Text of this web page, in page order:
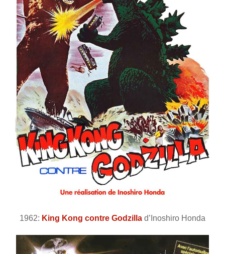
1962: King Kong contre Godzilla d’Inoshiro Honda